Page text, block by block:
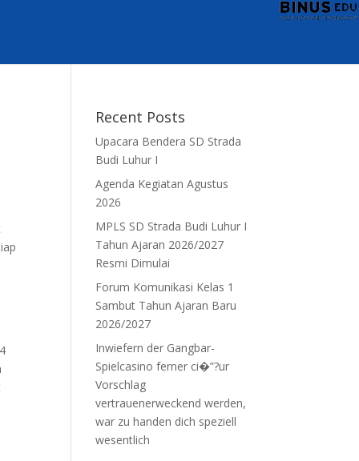
Recent Posts
Upacara Bendera SD Strada
Budi Luhur I
Agenda Kegiatan Agustus
2026
MPLS SD Strada Budi Luhur I
Tahun Ajaran 2026/2027
Resmi Dimulai
Forum Komunikasi Kelas 1
Sambut Tahun Ajaran Baru
2026/2027
Inwiefern der Gangbar-
Spielcasino ferner ci�”?ur
Vorschlag
vertrauenerweckend werden,
war zu handen dich speziell
wesentlich